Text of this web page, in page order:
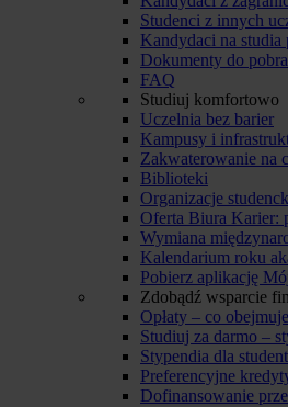
Studenci z innych
Kandydaci na
Dokumenty do
FAQ
Studiuj komfortowo
Uczelnia bez barier
Kampusy i
Zakwaterowanie na
Biblioteki
Organizacje
Oferta Biura Karier:
Wymiana
Kalendarium roku
Pobierz aplikację
Zdobądź wsparcie
Opłaty – co
Studiuj za darmo –
Stypendia dla
Preferencyjne
Dofinansowanie